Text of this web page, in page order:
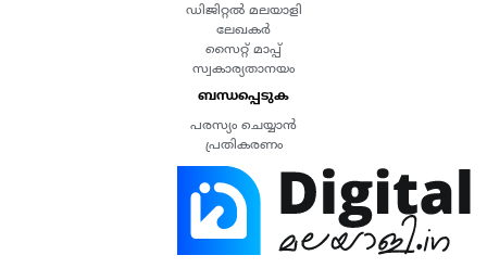
ഡിജിറ്റൽ മലയാളി
ലേഖകർ
സൈറ്റ് മാപ്പ്
സ്വകാര്യതാനയം
ബന്ധപ്പെടുക
പരസ്യം ചെയ്യാൻ
പ്രതികരണം